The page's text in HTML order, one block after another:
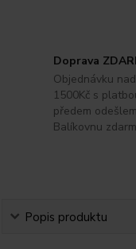
Doprava
Objednávku nad
1500Kč s
předem
Balíkovnu
Popis produktu